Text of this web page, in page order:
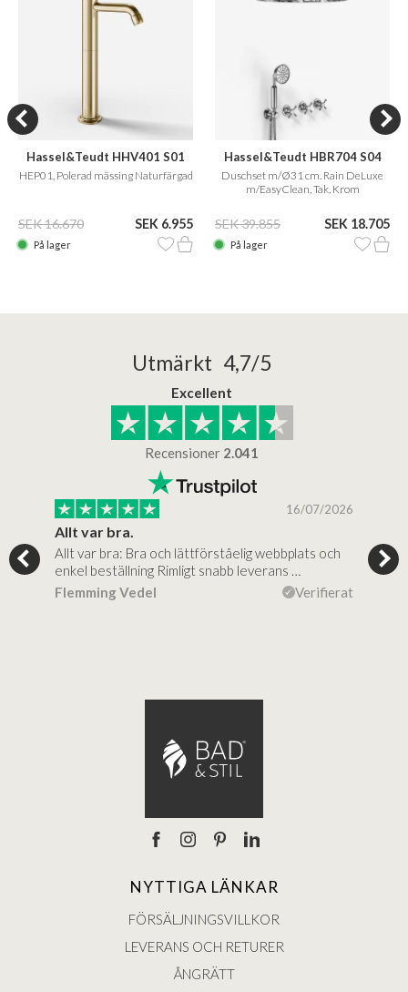
Hassel&Teudt HHV401 S01
HEP01, Polerad mässing Naturfärgad
SEK 16.670 SEK 6.955
På lager
Hassel&Teudt HBR704 S04
Duschset m/Ø31 cm. Rain DeLuxe
m/EasyClean, Tak, Krom
SEK 39.855 SEK 18.705
På lager
Utmärkt 4,7/5
Excellent
Recensioner 2.041
16/07/2026
Allt var bra.
Allt var bra: Bra och lättförståelig webbplats och
enkel beställning Rimligt snabb leverans …
Flemming Vedel
Verifierat
Jag
NYTTIGA LÄNKAR
FÖRSÄLJNINGSVILLKOR
LEVERANS OCH RETURER
ÅNGRÄTT